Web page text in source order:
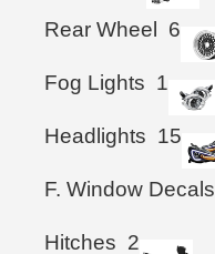
Rear Wheel 6
Fog Lights 1
Headlights 15
F. Window Decals
Hitches 2